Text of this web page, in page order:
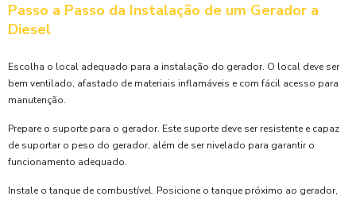
Passo a Passo da Instalação de um Gerador a
Diesel
Escolha o local adequado para a instalação do gerador. O local deve ser
bem ventilado, afastado de materiais inflamáveis e com fácil acesso para
manutenção.
Prepare o suporte para o gerador. Este suporte deve ser resistente e capaz
de suportar o peso do gerador, além de ser nivelado para garantir o
funcionamento adequado.
Instale o tanque de combustível. Posicione o tanque próximo ao gerador,